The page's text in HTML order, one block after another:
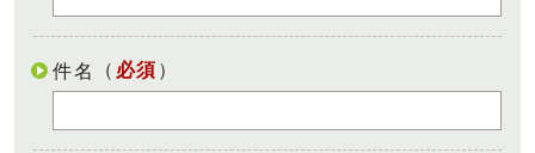
件名 （ 必須 ）